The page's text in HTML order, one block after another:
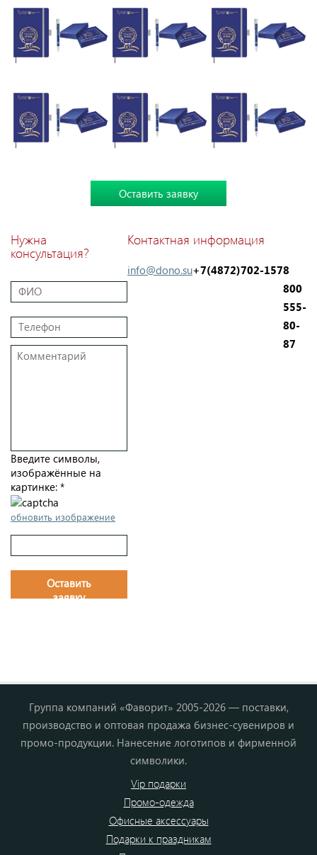
Оставить заявку
Нужна
консультация?
Введите символы,
изображённые на
картинке: *
обновить изображение
Оставить
заявку
Контактная информация
info@dono.su+7(4872)702-1578
800
555-
80-
87
Группа компаний «Фаворит» 2005-2026 — поставки,
производство и оптовая продажа бизнес-сувениров и
промо-продукции. Нанесение логотипов и фирменной
символики.
Vip подарки
Промо-одежда
Офисные аксессуары
Подарки к праздникам